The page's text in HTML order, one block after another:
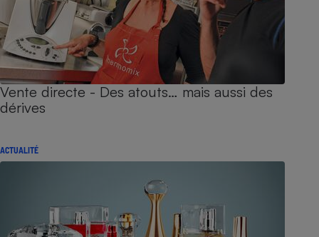
Vente directe - Des atouts… mais aussi des
dérives
ACTUALITÉ